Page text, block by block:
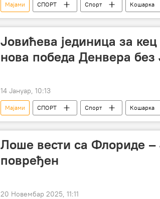
Мајами СПОРТ Спорт Кошарка
НБА
Јовићева јединица за
нова победа Денвера без
14 Јануар, 10:13
Мајами СПОРТ Спорт Кошарка
Никола Јокић
Никола Јовић
Лоше вести са Флориде –
повређен
20 Новембар 2025, 11:11